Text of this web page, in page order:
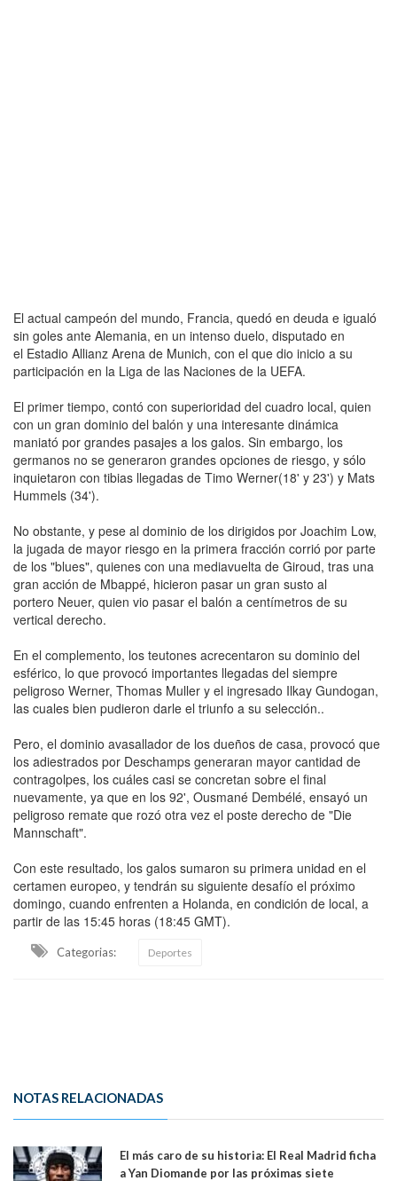
El actual campeón del mundo, Francia, quedó en deuda e igualó
sin goles ante Alemania, en un intenso duelo, disputado en
el Estadio Allianz Arena de Munich, con el que dio inicio a su
participación en la Liga de las Naciones de la UEFA.
El primer tiempo, contó con superioridad del cuadro local, quien
con un gran dominio del balón y una interesante dinámica
maniató por grandes pasajes a los galos. Sin embargo, los
germanos no se generaron grandes opciones de riesgo, y sólo
inquietaron con tibias llegadas de Timo Werner(18' y 23') y Mats
Hummels (34').
No obstante, y pese al dominio de los dirigidos por Joachim Low,
la jugada de mayor riesgo en la primera fracción corrió por parte
de los "blues", quienes con una mediavuelta de Giroud, tras una
gran acción de Mbappé, hicieron pasar un gran susto al
portero Neuer, quien vio pasar el balón a centímetros de su
vertical derecho.
En el complemento, los teutones acrecentaron su dominio del
esférico, lo que provocó importantes llegadas del siempre
peligroso Werner, Thomas Muller y el ingresado Ilkay Gundogan,
las cuales bien pudieron darle el triunfo a su selección..
Pero, el dominio avasallador de los dueños de casa, provocó que
los adiestrados por Deschamps generaran mayor cantidad de
contragolpes, los cuáles casi se concretan sobre el final
nuevamente, ya que en los 92', Ousmané Dembélé, ensayó un
peligroso remate que rozó otra vez el poste derecho de "Die
Mannschaft".
Con este resultado, los galos sumaron su primera unidad en el
certamen europeo, y tendrán su siguiente desafío el próximo
domingo, cuando enfrenten a Holanda, en condición de local, a
partir de las 15:45 horas (18:45 GMT).
Categorias: Deportes
NOTAS RELACIONADAS
El más caro de su historia: El Real Madrid ficha
a Yan Diomande por las próximas siete